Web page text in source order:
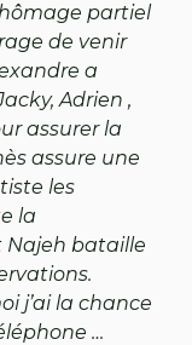
partiel
de venir
a
Adrien ,
assurer la
assure une
les
la
Najeh bataille
j’ai la chance
…
qui nous
nous pour la
par étape de
à nous suivre sur
avec
, pour tout